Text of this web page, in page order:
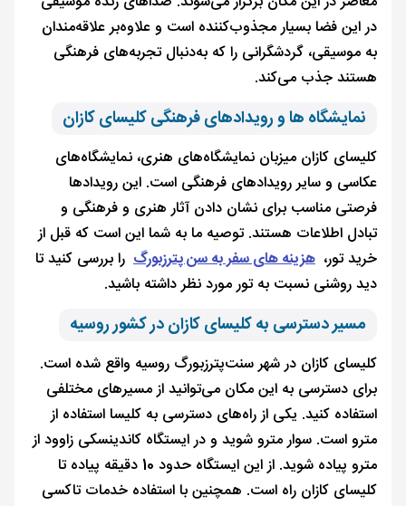
در این فضا بسیار مجذوب‌کننده است و علاوه‌بر علاقه‌مندان
به موسیقی، گردشگرانی را که به‌دنبال تجربه‌های فرهنگی
هستند جذب می‌کند.
نمایشگاه ها و رویدادهای فرهنگی کلیسای کازان
کلیسای کازان میزبان نمایشگاه‌های هنری، نمایشگاه‌های
عکاسی و سایر رویدادهای فرهنگی است. این رویدادها
فرصتی مناسب برای نشان دادن آثار هنری و فرهنگی و
تبادل اطلاعات هستند. توصیه ما به شما این است که قبل از
خرید تور، هزینه های سفر به سن پترزبورگ را بررسی کنید تا
دید روشنی نسبت به تور مورد نظر داشته باشید.
مسیر دسترسی به کلیسای کازان در کشور روسیه
کلیسای کازان در شهر سنت‌پترزبورگ روسیه واقع شده است.
برای دسترسی به این مکان می‌توانید از مسیرهای مختلفی
استفاده کنید. یکی از راه‌های دسترسی به کلیسا استفاده از
مترو است. سوار مترو شوید و در ایستگاه کاندینسکی زاوود از
مترو پیاده شوید. از این ایستگاه حدود 10 دقیقه پیاده تا
کلیسای کازان راه است. همچنین با استفاده خدمات تاکسی